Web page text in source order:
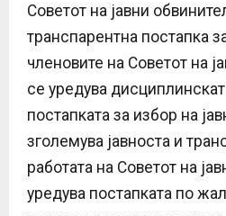
Советот на јавни
транспарентна постапка
членовите на Советот на
се уредува
постапката за избор на
зголемува јавноста и
работата на Советот на
уредува постапката по